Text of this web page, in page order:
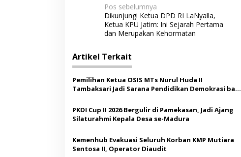
N
a
v
i
g
a
s
i
p
o
s
Pos sebelumnya
Dikunjungi Ketua DPD RI LaNyalla,
Ketua KPU Jatim: Ini Sejarah Pertama
dan Merupakan Kehormatan
Artikel Terkait
Pemilihan Ketua OSIS MTs Nurul Huda II
Tambaksari Jadi Sarana Pendidikan Demokrasi bagi
PKDI Cup II 2026 Bergulir di Pamekasan, Jadi Ajang
Silaturahmi Kepala Desa se-Madura
Kemenhub Evakuasi Seluruh Korban KMP Mutiara
Sentosa II, Operator Diaudit